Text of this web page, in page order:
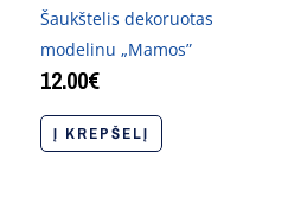
Šaukštelis dekoruotas
modelinu „Mamos”
12.00€
Į KREPŠELĮ